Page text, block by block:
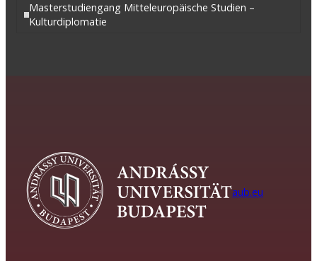
Masterstudiengang Mitteleuropäische Studien –
Kulturdiplomatie
aub.eu